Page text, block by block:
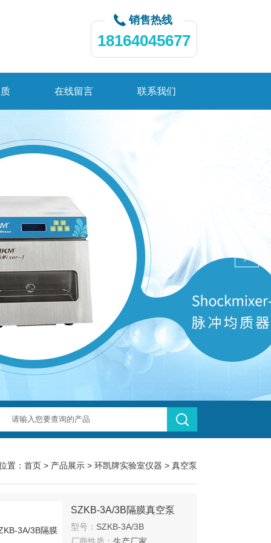
销售热线
18164045677
在线留言 联系我们
置： 首页 > 产品展示 > 环凯牌实验室仪器 > 真空泵
SZKB-3A/3B隔膜真空泵
型号： SZKB-3A/3B